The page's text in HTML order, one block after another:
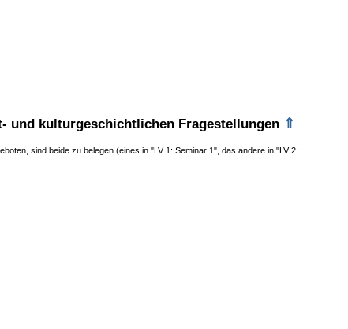
und kulturgeschichtlichen Fragestellungen ⇑
sind beide zu belegen (eines in "LV 1: Seminar 1", das andere in "LV 2: